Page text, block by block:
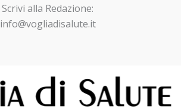
Scrivi alla Redazione:
info@vogliadisalute.it